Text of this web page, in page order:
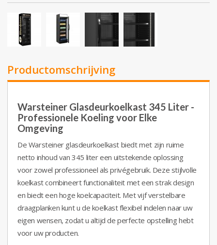
Productomschrijving
Warsteiner Glasdeurkoelkast 345 Liter -
Professionele Koeling voor Elke
Omgeving
De Warsteiner glasdeurkoelkast biedt met zijn ruime
netto inhoud van 345 liter een uitstekende oplossing
voor zowel professioneel als privégebruik. Deze stijlvolle
koelkast combineert functionaliteit met een strak design
en biedt een hoge koelcapaciteit. Met vijf verstelbare
draagplanken kunt u de koelkast flexibel indelen naar uw
eigen wensen, zodat u altijd de perfecte opstelling hebt
voor uw producten.